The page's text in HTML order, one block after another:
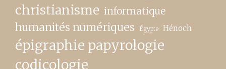
christianisme informatique
humanités numériques Égypte Hénoch
épigraphie papyrologie
codicologie